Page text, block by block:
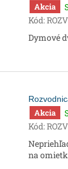
Akcia
Kód:
Dymové
Akcia
Kód:
na